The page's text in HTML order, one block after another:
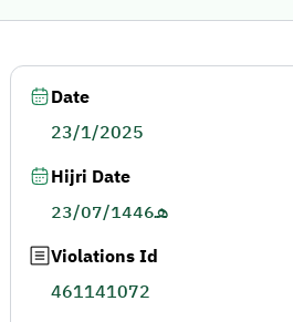
Date
23/1/2025
Hijri Date
23/07/1446هـ
Violations Id
461141072